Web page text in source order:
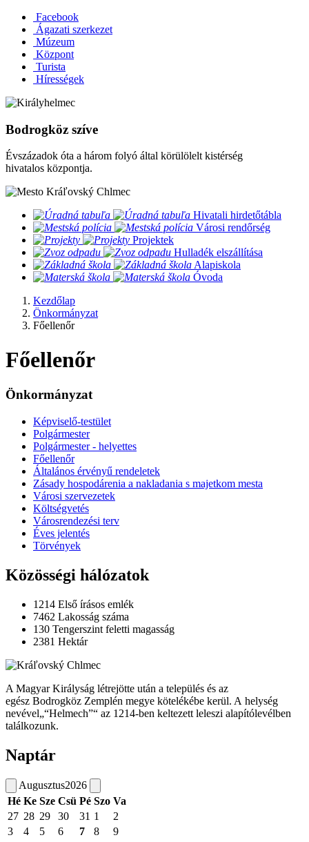
Facebook
Ágazati szerkezet
Múzeum
Központ
Turista
Hírességek
Bodrogköz szíve
Évszázadok óta a három folyó által körülölelt kistérség
hivatalos központja.
Hivatali hirdetőtábla
Városi rendőrség
Projektek
Hulladék elszállítása
Alapiskola
Óvoda
Kezdőlap
Önkormányzat
Főellenőr
Főellenőr
Önkormányzat
Képviselő-testület
Polgármester
Polgármester - helyettes
Főellenőr
Általános érvényű rendeletek
Zásady hospodárenia a nakladania s majetkom mesta
Városi szervezetek
Költségvetés
Városrendezési terv
Éves jelentés
Törvények
Közösségi hálózatok
1214 Első írásos emlék
7462 Lakosság száma
130 Tengerszint feletti magasság
2381 Hektár
A Magyar Királyság létrejötte után a település és az
egész Bodrogköz Zemplén megye kötelékébe kerül. A helység
nevével„“Helmech”“ az 1214-ben keltezett leleszi alapítólevélben
találkozunk.
Naptár
Augusztus2026
Hé Ke Sze Csü Pé Szo Va
27 28 29 30 31 1
2
3
4 5 6 7 8
9